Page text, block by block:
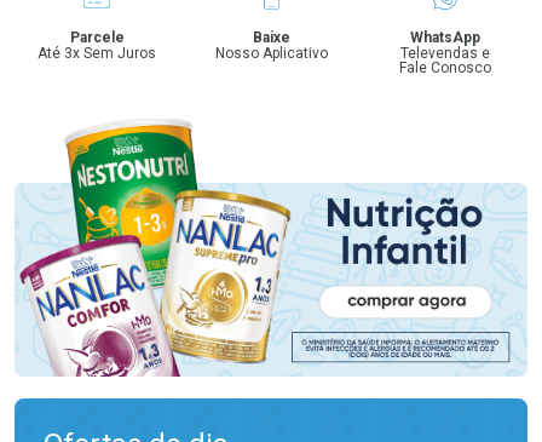
Parcele
Até 3x Sem Juros
Baixe
Nosso Aplicativo
WhatsApp
Televendas e
Fale Conosco